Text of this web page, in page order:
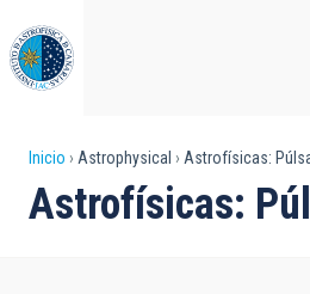
al
contenido
principal
Sobrescribir
enlaces
Inicio Astrophysical Astrofísicas:
Astrofísicas: